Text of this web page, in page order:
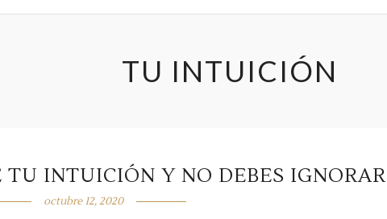
TU INTUICIÓN
TU INTUICIÓN Y NO DEBES IGNORAR
octubre 12, 2020